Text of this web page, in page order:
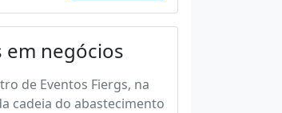
em negócios
de Eventos Fiergs, na
cadeia do abastecimento